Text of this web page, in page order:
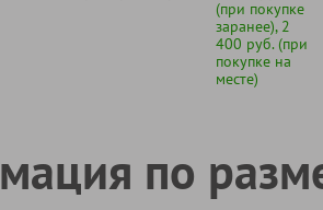
(при покупке
заранее), 2
400 руб. (при
покупке на
месте)
по